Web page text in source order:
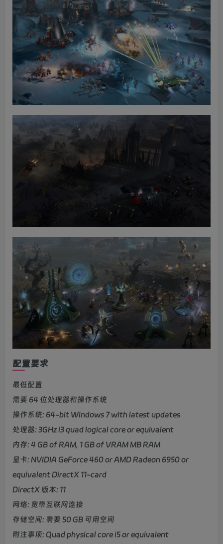
配置要求
最低配置
需要 64 位处理器和操作系统
操作系统: 64-bit Windows 7 with latest updates
处理器: 3GHz i3 quad logical core or equivalent
内存: 4 GB of RAM, 1 GB of VRAM MB RAM
显卡: NVIDIA GeForce 460 or AMD Radeon 6950 or
equivalent DirectX 11-card
DirectX 版本: 11
网络: 宽带互联网连接
存储空间: 需要 50 GB 可用空间
附注事项: Quad physical core i5 or equivalent